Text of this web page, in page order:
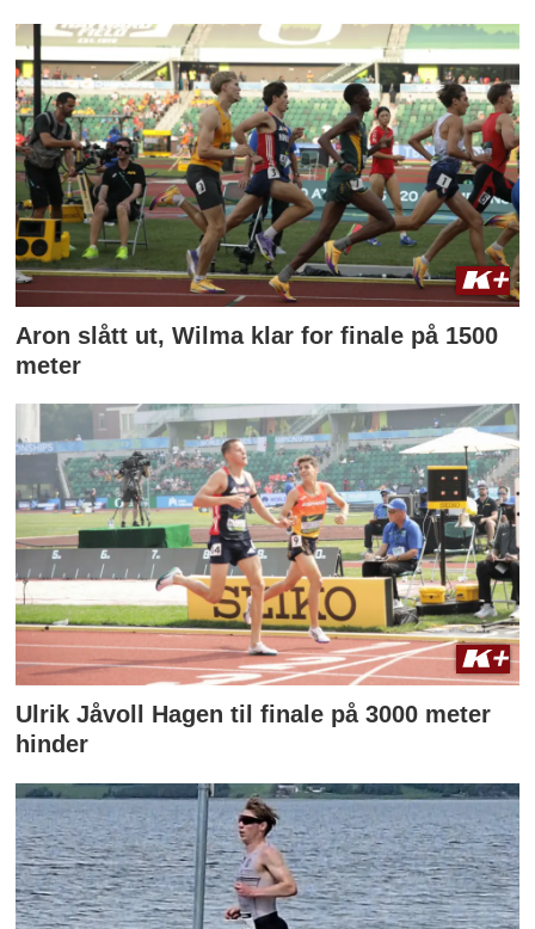
Aron slått ut, Wilma klar for finale på 1500
meter
Ulrik Jåvoll Hagen til finale på 3000 meter
hinder